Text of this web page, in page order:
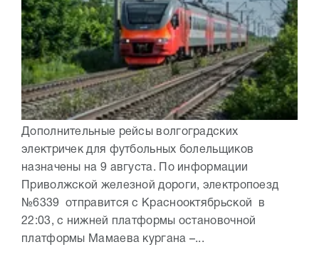
Дополнительные рейсы волгоградских
электричек для футбольных болельщиков
назначены на 9 августа. По информации
Приволжской железной дороги, электропоезд
№6339 отправится с Краснооктябрьской в
22:03, с нижней платформы остановочной
платформы Мамаева кургана –...